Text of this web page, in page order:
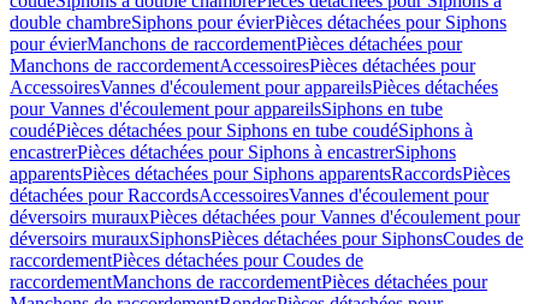
double chambreSiphons pour évierPièces détachées pour Siphons
pour évierManchons de raccordementPièces détachées pour
Manchons de raccordementAccessoiresPièces détachées pour
AccessoiresVannes d'écoulement pour appareilsPièces détachées
pour Vannes d'écoulement pour appareilsSiphons en tube
coudéPièces détachées pour Siphons en tube coudéSiphons à
encastrerPièces détachées pour Siphons à encastrerSiphons
apparentsPièces détachées pour Siphons apparentsRaccordsPièces
détachées pour RaccordsAccessoiresVannes d'écoulement pour
déversoirs murauxPièces détachées pour Vannes d'écoulement pour
déversoirs murauxSiphonsPièces détachées pour SiphonsCoudes de
raccordementPièces détachées pour Coudes de
raccordementManchons de raccordementPièces détachées pour